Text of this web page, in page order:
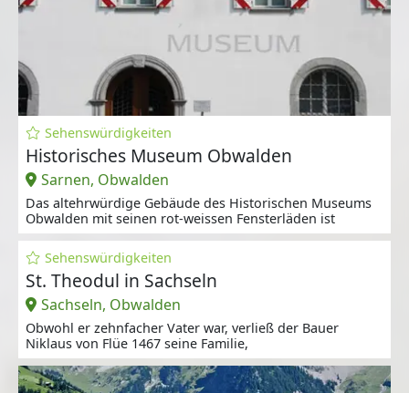
Sehenswürdigkeiten
Historisches Museum Obwalden
Sarnen, Obwalden
Das altehrwürdige Gebäude des Historischen Museums
Obwalden mit seinen rot-weissen Fensterläden ist
Sehenswürdigkeiten
St. Theodul in Sachseln
Sachseln, Obwalden
Obwohl er zehnfacher Vater war, verließ der Bauer
Niklaus von Flüe 1467 seine Familie,